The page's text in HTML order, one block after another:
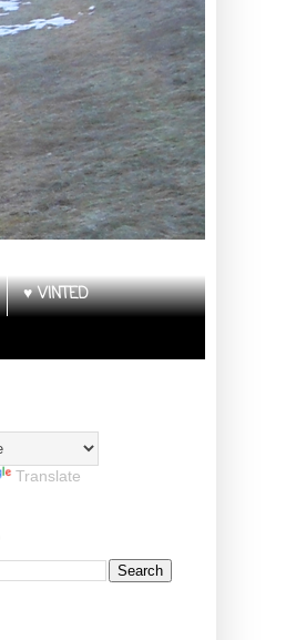
♥ VINTED
Translate